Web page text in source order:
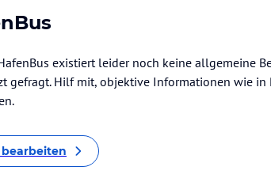
existiert leider noch keine allgemeine
gefragt. Hilf mit, objektive Informationen wie in